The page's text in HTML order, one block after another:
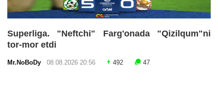
Superliga. "Neftchi" Farg'onada "Qizilqum"ni
tor-mor etdi
Mr.NoBoDy 08.08.2026 20:56 492 47